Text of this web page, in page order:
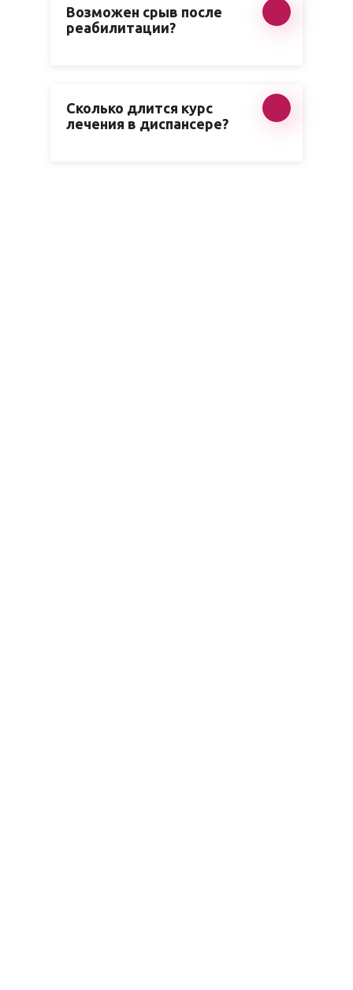
Возможен срыв после
реабилитации?
Сколько длится курс
лечения в диспансере?